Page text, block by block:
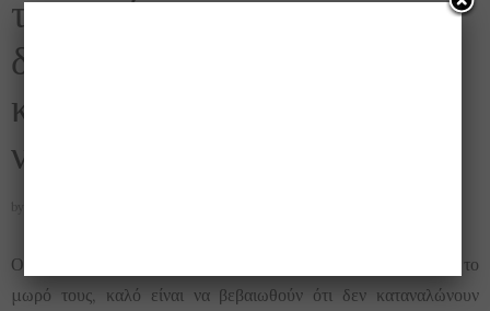
το μωρό σου και
δυσκολεύεσαι να το
κοιμίσεις; Δες ποιος μπορεί
να είναι ο λόγος!!
by
Οι θηλάζουσες μητέρες που δυσκολεύονται να κοιμίσουν το
μωρό τους, καλό είναι να βεβαιωθούν ότι δεν καταναλώνουν